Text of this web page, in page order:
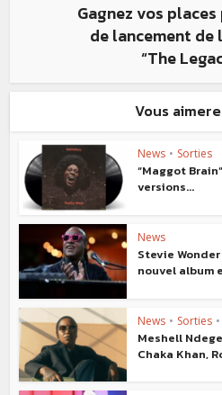
Gagnez vos
de lancement
“The
Vous
News • Sorties
“Maggot
versions...
News
Stevie
nouvel album
News • Sorties •
Meshell
Chaka Khan,